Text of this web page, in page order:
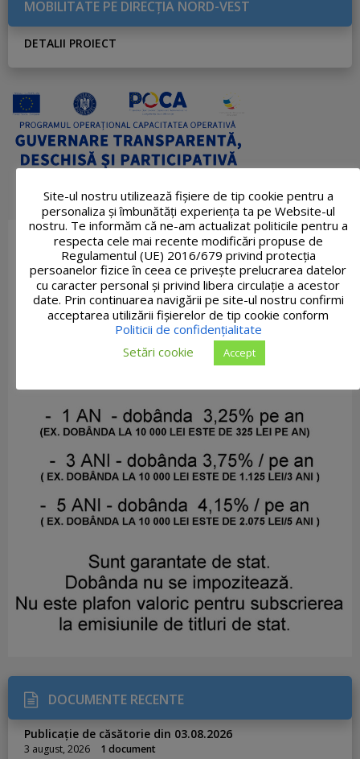
MOBILITATE PE DIRECŢIA NORD-VEST
DETALII PROIECT
DOCUMENTE RECENTE
Publicație de căsătorie din 03.08.2026
3 august, 2026 1 document
Site-ul nostru utilizează fişiere de tip cookie pentru a
personaliza și îmbunătăți experiența ta pe Website-ul
nostru. Te informăm că ne-am actualizat politicile pentru a
respecta cele mai recente modificări propuse de
Regulamentul (UE) 2016/679 privind protecția
persoanelor fizice în ceea ce privește prelucrarea datelor
cu caracter personal și privind libera circulație a acestor
date. Prin continuarea navigării pe site-ul nostru confirmi
acceptarea utilizării fişierelor de tip cookie conform
Politicii de confidențialitate
Setări cookie
Accept